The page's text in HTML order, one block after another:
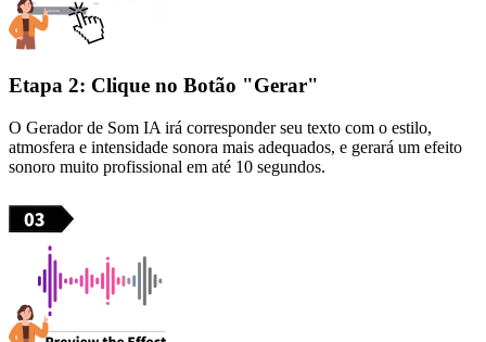
Etapa 2: Clique no Botão "Gerar"
O Gerador de Som IA irá corresponder seu texto com o estilo,
atmosfera e intensidade sonora mais adequados, e gerará um efeito
sonoro muito profissional em até 10 segundos.